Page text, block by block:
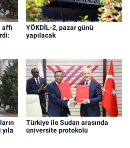
YÖKDİL-2, pazar günü
yapılacak
Türkiye ile Sudan arasında
üniversite protokolü